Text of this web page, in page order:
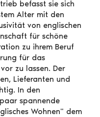
befasst sie sich
Alter mit den
von englischen
für schöne
zu ihrem Beruf
für das
zu lassen. Der
Lieferanten und
In den
spannende
Wohnen" dem